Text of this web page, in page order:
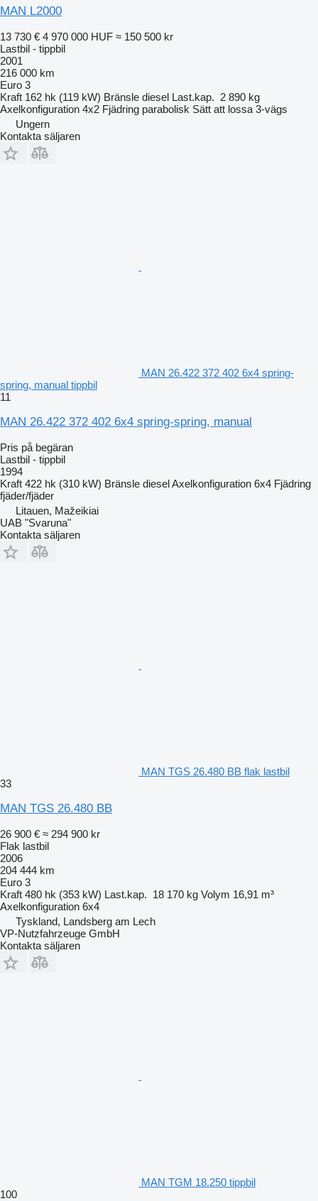
MAN L2000
13 730 € 4 970 000 HUF ≈ 150 500 kr
Lastbil - tippbil
2001
216 000 km
Euro 3
Kraft 162 hk (119 kW) Bränsle diesel Last.kap. 2 890 kg
Axelkonfiguration 4x2 Fjädring parabolisk Sätt att lossa 3-vägs
Ungern
Kontakta säljaren
MAN 26.422 372 402 6x4 spring-
spring, manual tippbil
11
MAN 26.422 372 402 6x4 spring-spring, manual
Pris på begäran
Lastbil - tippbil
1994
Kraft 422 hk (310 kW) Bränsle dieselAxelkonfiguration 6x4 Fjädring
fjäder/fjäder
Litauen, Mažeikiai
UAB "Svaruna"
Kontakta säljaren
MAN TGS 26.480 BB flak lastbil
33
MAN TGS 26.480 BB
26 900 € ≈ 294 900 kr
Flak lastbil
2006
204 444 km
Euro 3
Kraft 480 hk (353 kW) Last.kap. 18 170 kg Volym 16,91 m³
Axelkonfiguration 6x4
Tyskland, Landsberg am Lech
VP-Nutzfahrzeuge GmbH
Kontakta säljaren
MAN TGM 18.250 tippbil
100